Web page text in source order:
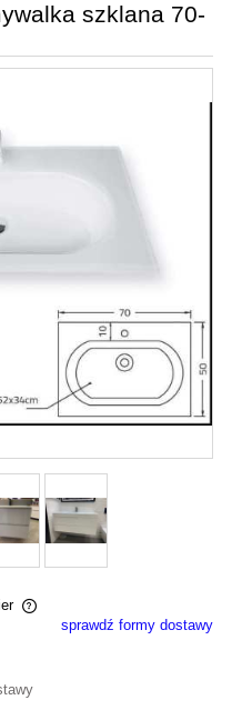
szklana 70-
płatności
sprawdź formy dostawy